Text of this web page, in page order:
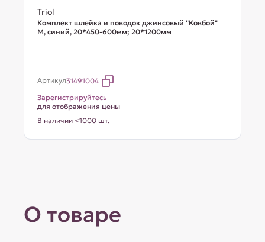
Triol
Комплект шлейка и поводок джинсовый "Ковбой"
M, синий, 20*450-600мм; 20*1200мм
Артикул31491004
Зарегистрируйтесь
для отображения цены
В наличии <1000 шт.
О товаре